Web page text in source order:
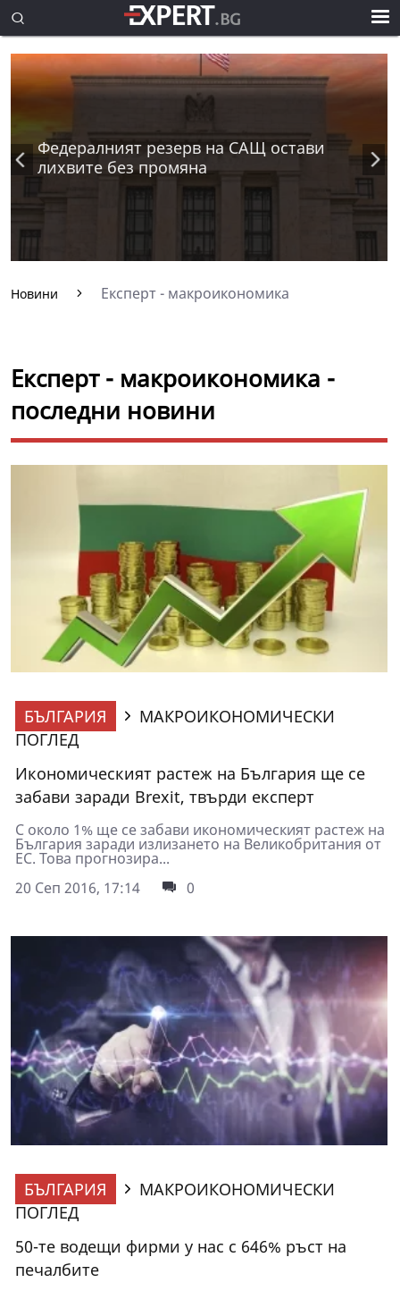
Федералният резерв на САЩ остави
лихвите без промяна
Новини Експерт - макроикономика
Експерт - макроикономика -
последни новини
БЪЛГАРИЯ
МАКРОИКОНОМИЧЕСКИ
ПОГЛЕД
Икономическият растеж на България ще се
забави заради Brexit, твърди експерт
С около 1% ще се забави икономическият растеж на
България заради излизането на Великобритания от
ЕС. Това прогнозира...
20 Сеп 2016, 17:14
0
БЪЛГАРИЯ
МАКРОИКОНОМИЧЕСКИ
ПОГЛЕД
50-те водещи фирми у нас с 646% ръст на
печалбите